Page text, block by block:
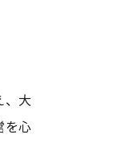
、大
を心